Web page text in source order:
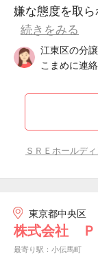
嫌な態度を取
続きをみる
江東区の分
こまめに連
ＳＲＥホールデ
東京都中央区
株式会社 Ｐ
最寄り駅：小伝馬町